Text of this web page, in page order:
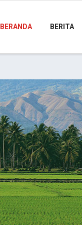
BERANDA BERITA